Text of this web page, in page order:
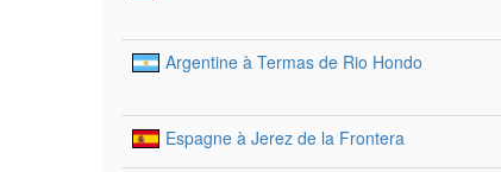
Argentine à Termas de Rio Hondo
Espagne à Jerez de la Frontera